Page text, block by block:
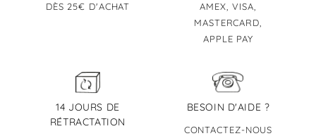
DÈS 25€ D'ACHAT
AMEX, VISA,
MASTERCARD,
APPLE PAY
14 JOURS DE
RÉTRACTATION
BESOIN D'AIDE ?
CONTACTEZ-NOUS